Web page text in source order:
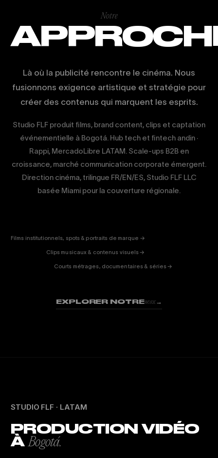
Notre
Là où la publicité rencontre le cinéma. Nous
fusionnons exigence artistique et stratégie pour
créer des contenus qui marquent les esprits.
Studio FLF produit films, brand content, clips et captation
événementielle à Bogotá. Hub tech et fintech andin ·
Rappi, MercadoLibre LATAM. Scale-ups B2B en
croissance, marché communication corporate émergent.
Direction cinéma, trilingue FR/EN/ES, Studio FLF LLC
basée Miami pour la couverture régionale.
Films institutionnels, spots & portraits de marque →
Clips musicaux & contenus visuels →
FICTION
& DOC
Courts métrages, documentaires & séries →
EXPLORER NOTREWORK→
STUDIO FLF · LATAM
PRODUCTION VIDÉO
ÀBogotá.